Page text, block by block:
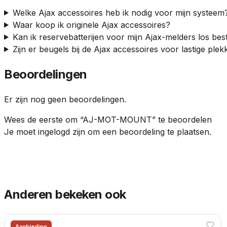
Welke Ajax accessoires heb ik nodig voor mijn
Waar koop ik originele Ajax accessoires?
Kan ik reservebatterijen voor mijn Ajax-melders los
Zijn er beugels bij de Ajax accessoires voor lastige
Beoordelingen
Er zijn nog geen beoordelingen.
Wees de eerste om “AJ-MOT-MOUNT” te beoordelen
Je moet ingelogd zijn om een beoordeling te plaatsen.
Anderen bekeken ook